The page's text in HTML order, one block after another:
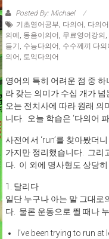
Posted By: Michael
기초영어공부, 다의어 , 다의어
의예 , 동음이의어 , 무료영어강의 ,
듣기 , 수능다의어 , 수수께끼 다의
의어 , 토익다의어
영어의 특히 어려운 점 중
라 갖는 의미가 수십 개가
오는 전치사에 따라 원래 의
니다. 오늘 학습은 ‘다의어
사전에서 ‘run’를 찾아봤더
가지만 정리했습니다. 그리
다. 이 외에 명사형도 상당
1. 달리다
일단 누구나 아는 말 그대로
다. 물론 운동으로 뛸 때나
I’ve been trying to run